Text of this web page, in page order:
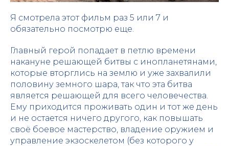
Я смотрела этот фильм раз 5 или 7 и
обязательно посмотрю еще.
Главный герой попадает в петлю времени
накануне решающей битвы с инопланетянами,
которые вторглись на землю и уже захвалили
половину земного шара, так что эта битва
является решающей для всего человечества.
Ему приходится проживать один и тот же день
и не остается ничего другого, как повышать
своё боевое мастерство, владение оружием и
управление экзоскелетом (без которого у